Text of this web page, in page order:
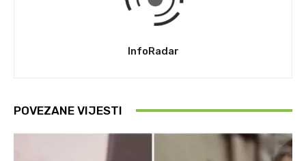
InfoRadar
POVEZANE VIJESTI